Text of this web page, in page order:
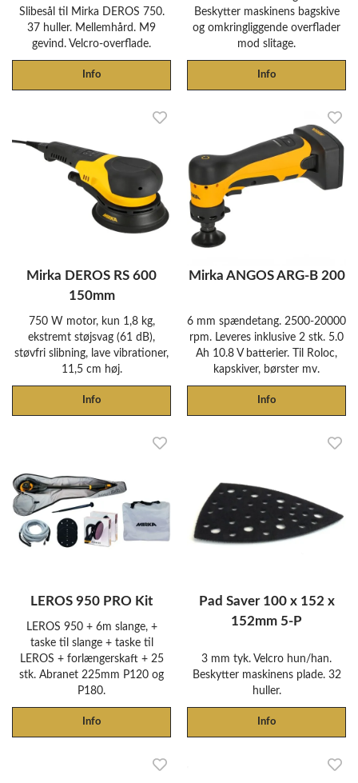
Slibesål til Mirka DEROS 750.
37 huller. Mellemhård. M9
gevind. Velcro-overflade.
Info
Beskytter maskinens bagskive
og omkringliggende overflader
mod slitage.
Info
Mirka DEROS RS 600
150mm
750 W motor, kun 1,8 kg,
ekstremt støjsvag (61 dB),
støvfri slibning, lave vibrationer,
11,5 cm høj.
Info
Mirka ANGOS ARG-B 200
6 mm spændetang. 2500-20000
rpm. Leveres inklusive 2 stk. 5.0
Ah 10.8 V batterier. Til Roloc,
kapskiver, børster mv.
Info
LEROS 950 PRO Kit
LEROS 950 + 6m slange, +
taske til slange + taske til
LEROS + forlængerskaft + 25
stk. Abranet 225mm P120 og
P180.
Info
Pad Saver 100 x 152 x
152mm 5-P
3 mm tyk. Velcro hun/han.
Beskytter maskinens plade. 32
huller.
Info